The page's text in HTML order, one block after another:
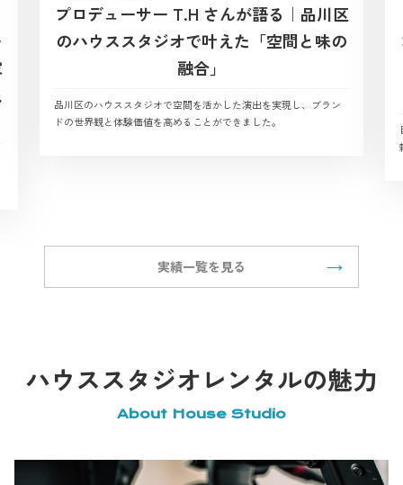
プロデューサー T.H さんが語る｜品川区
のハウススタジオで叶えた「空間と味の
融合」
品川区のハウススタジオで空間を活かした演出を実現し、ブラン
ドの世界観と体験価値を高めることができました。
実績一覧を見る
ハウススタジオレンタルの魅力
About House Studio